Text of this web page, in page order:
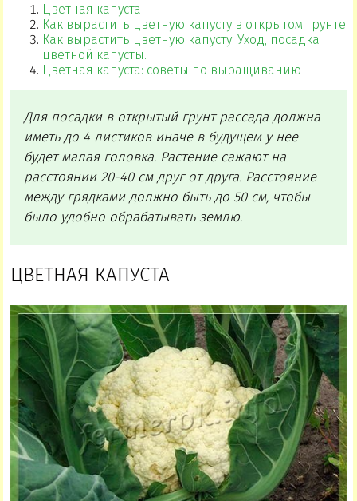
Цветная капуста
Как вырастить цветную капусту в открытом грунте
Как вырастить цветную капусту. Уход, посадка
цветной капусты.
Цветная капуста: советы по выращиванию
Для посадки в открытый грунт рассада должна
иметь до 4 листиков иначе в будущем у нее
будет малая головка. Растение сажают на
расстоянии 20-40 см друг от друга. Расстояние
между грядками должно быть до 50 см, чтобы
было удобно обрабатывать землю.
ЦВЕТНАЯ КАПУСТА